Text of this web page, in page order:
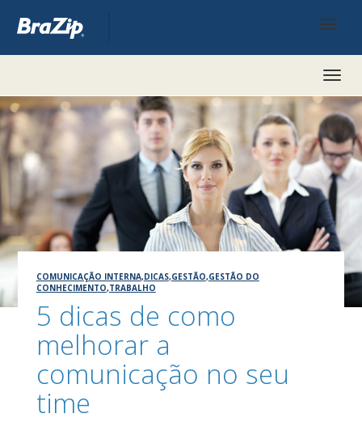
COMUNICAÇÃO INTERNA,DICAS,GESTÃO,GESTÃO DO
CONHECIMENTO,TRABALHO
5 dicas de como
melhorar a
comunicação no seu
time